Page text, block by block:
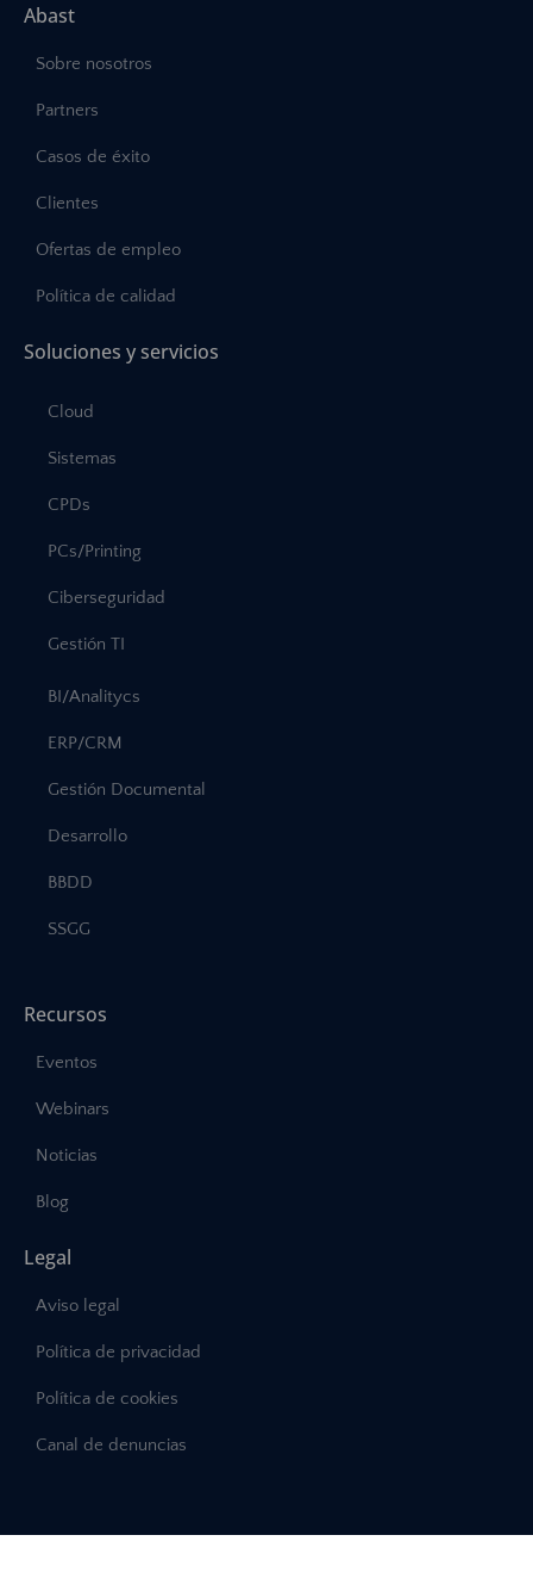
Abast
Sobre nosotros
Partners
Casos de éxito
Clientes
Ofertas de empleo
Política de calidad
Soluciones y servicios
Cloud
Sistemas
CPDs
PCs/Printing
Ciberseguridad
Gestión TI
BI/Analitycs
ERP/CRM
Gestión Documental
Desarrollo
BBDD
SSGG
Recursos
Eventos
Webinars
Noticias
Blog
Legal
Aviso legal
Política de privacidad
Política de cookies
Canal de denuncias